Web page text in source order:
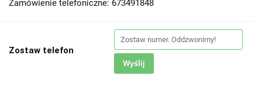
Zamówienie telefoniczne: 673491848
Zostaw telefon
Wyślij